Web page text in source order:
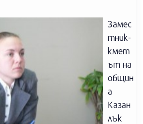
Замес
тник-
кмет
ът на
общин
а
Казан
лък